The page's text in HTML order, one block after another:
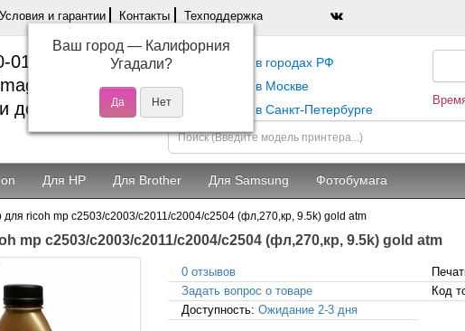
Условия и гарантии Контакты Техподдержка
37
Самовывоз в городах РФ
Самовывоз в Москве
Самовывоз в Санкт-Петербурге
Для HP Для Brother Для Samsung Фотобумага
для ricoh mp c2503/c2003/c2011/c2004/c2504 (фл,270,кр, 9.5k) gold atm
mp c2503/c2003/c2011/c2004/c2504 (фл,270,кр, 9.5k) gold atm
0 отзывов
Задать вопрос о товаре
Код
Доступность: Ожидание 2-3 дня
Ваш город — Калифорния
Угадали?